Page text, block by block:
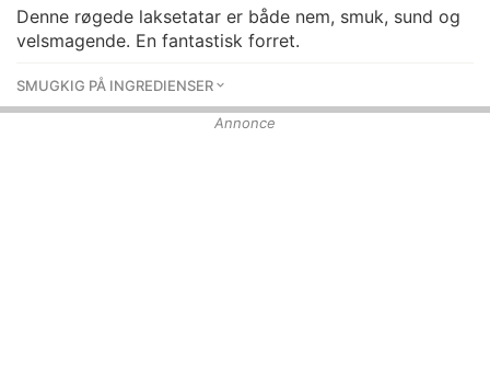
Denne røgede laksetatar er både nem, smuk, sund og
velsmagende. En fantastisk forret.
SMUGKIG PÅ INGREDIENSER
Annonce